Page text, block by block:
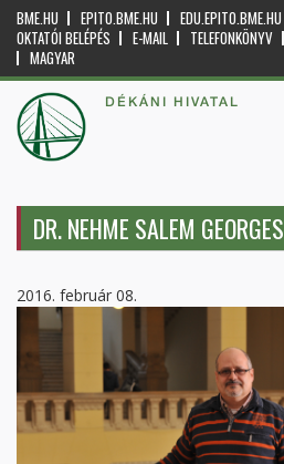
BME.HU EPITO.BME.HU EDU.EPITO.BME.HU
OKTATÓI BELÉPÉS
E-MAIL TELEFONKÖNYV
MAGYAR
DÉKÁNI HIVATAL
DR. NEHME SALEM GEORGES
2016. február 08.